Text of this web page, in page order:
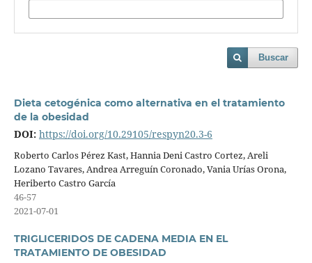
Buscar
Dieta cetogénica como alternativa en el tratamiento
de la obesidad
DOI: https://doi.org/10.29105/respyn20.3-6
Roberto Carlos Pérez Kast, Hannia Deni Castro Cortez, Areli
Lozano Tavares, Andrea Arreguín Coronado, Vania Urías Orona,
Heriberto Castro García
46-57
2021-07-01
TRIGLICERIDOS DE CADENA MEDIA EN EL
TRATAMIENTO DE OBESIDAD